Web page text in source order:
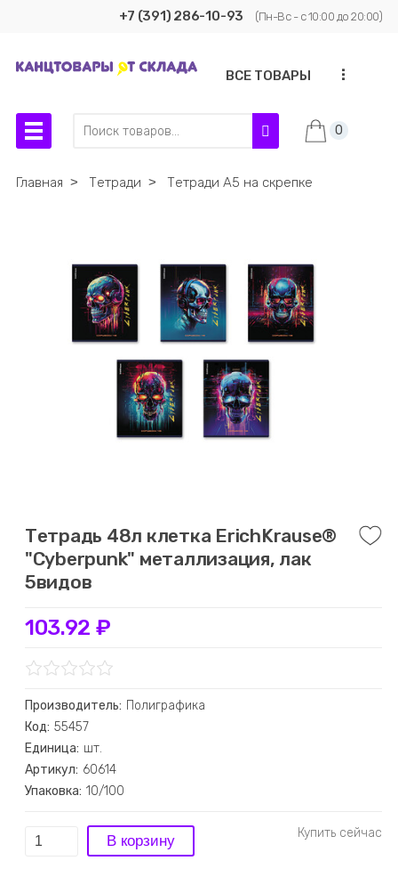
+7 (391) 286-10-93 (Пн-Вс - с 10:00 до 20:00)
ВСЕ ТОВАРЫ ...
0
Главная ˃ Тетради ˃ Тетради А5 на скрепке
Тетрадь 48л клетка ErichKrause®
"Cyberpunk" металлизация, лак
5видов
103.92 ₽
Производитель: Полиграфика
Код: 55457
Единица: шт.
Артикул: 60614
Упаковка: 10/100